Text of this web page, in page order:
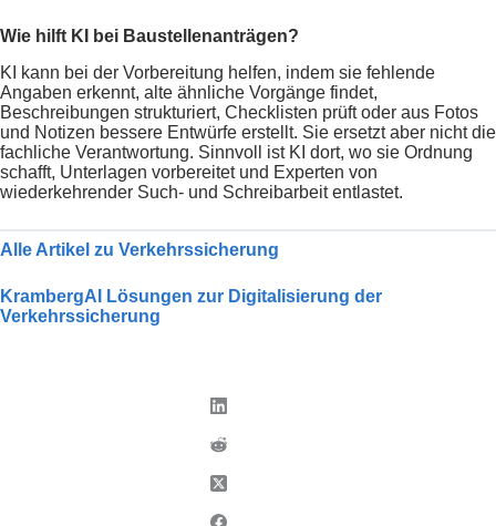
Wie hilft KI bei Baustellenanträgen?
KI kann bei der Vorbereitung helfen, indem sie fehlende
Angaben erkennt, alte ähnliche Vorgänge findet,
Beschreibungen strukturiert, Checklisten prüft oder aus Fotos
und Notizen bessere Entwürfe erstellt. Sie ersetzt aber nicht die
fachliche Verantwortung. Sinnvoll ist KI dort, wo sie Ordnung
schafft, Unterlagen vorbereitet und Experten von
wiederkehrender Such- und Schreibarbeit entlastet.
Alle Artikel zu Verkehrssicherung
KrambergAI Lösungen zur Digitalisierung der
Verkehrssicherung